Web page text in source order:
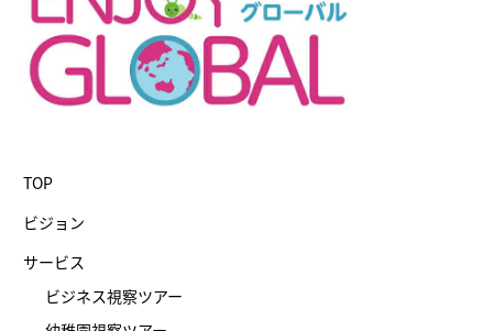
TOP
ビジョン
サービス
ビジネス視察ツアー